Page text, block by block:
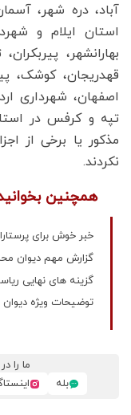
آباد، دره شهر،
استان ایلام و
بهارانشهر،
قهدریجان، کوشک،
اصفهان، شهرداری‌
تپه و کرفس در
مذکور یا برخی از
نکردند.
همچنین
خبر خوش برای
گزارش مهم دیوان
گزینه های نهایی
توضیحات ویژه دیوان محاسبات
ما را
بله